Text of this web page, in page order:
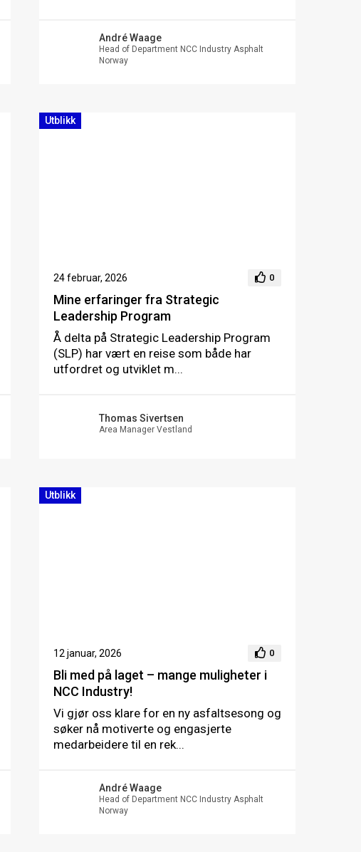
André Waage
Head of Department NCC Industry Asphalt
Norway
24 februar, 2026 0
Utblikk
Mine erfaringer fra Strategic
Leadership Program
Å delta på Strategic Leadership Program
(SLP) har vært en reise som både har
utfordret og utviklet m...
Thomas Sivertsen
Area Manager Vestland
12 januar, 2026 0
Utblikk
Bli med på laget – mange muligheter i
NCC Industry!
Vi gjør oss klare for en ny asfaltsesong og
søker nå motiverte og engasjerte
medarbeidere til en rek...
André Waage
Head of Department NCC Industry Asphalt
Norway